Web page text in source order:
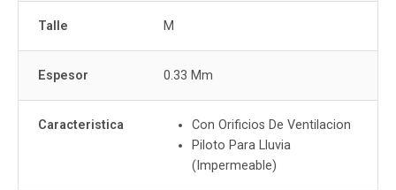
Talle M
Espesor 0.33 Mm
Caracteristica
Con Orificios De Ventilacion
Piloto Para Lluvia
(Impermeable)